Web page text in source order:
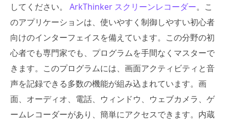
してください。 ArkThinker スクリーンレコーダー。こ
のアプリケーションは、使いやすく制御しやすい初心者
向けのインターフェイスを備えています。この分野の初
心者でも専門家でも、プログラムを手間なくマスターで
きます。このプログラムには、画面アクティビティと音
声を記録できる多数の機能が組み込まれています。画
面、オーディオ、電話、ウィンドウ、ウェブカメラ、ゲ
ームレコーダーがあり、簡単にアクセスできます。内蔵